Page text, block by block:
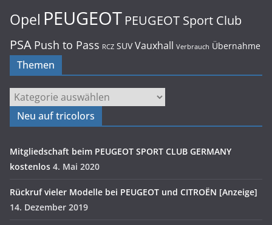
Opel PEUGEOT PEUGEOT Sport Club
PSA Push to Pass RCZ SUV Vauxhall Verbrauch Übernahme
Themen
Themen
Neu auf tricolors
Mitgliedschaft beim PEUGEOT SPORT CLUB GERMANY
kostenlos 4. Mai 2020
Rückruf vieler Modelle bei PEUGEOT und CITROËN [Anzeige]
14. Dezember 2019